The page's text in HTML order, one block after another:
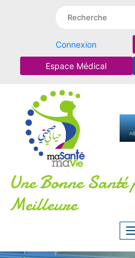
Connexion
Espace Médical
Une Bonne
Meilleure